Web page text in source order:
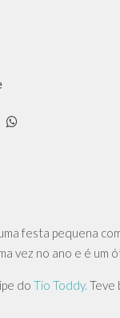
festa pequena
vez no ano e é um
do Tio Toddy. Teve